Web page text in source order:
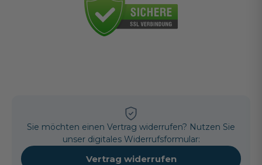
Sie möchten einen Vertrag widerrufen? Nutzen Sie
unser digitales Widerrufsformular:
Vertrag widerrufen